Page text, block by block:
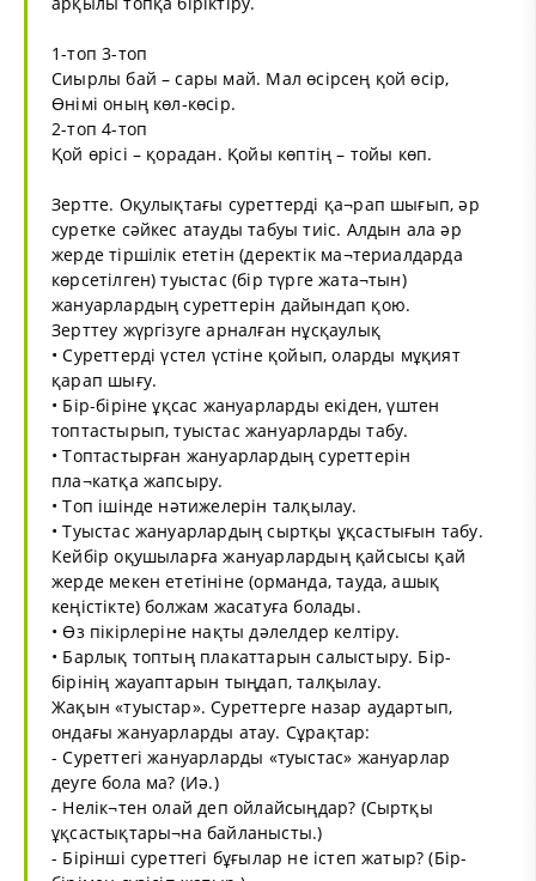
1-топ 3-топ
Сиырлы бай – сары май. Мал өсірсең қой өсір,
Өнімі оның көл-көсір.
2-топ 4-топ
Қой өрісі – қорадан. Қойы көптің – тойы көп.
Зертте. Оқулықтағы суреттерді қа¬рап шығып, әр
суретке сәйкес атауды табуы тиіс. Алдын ала әр
жерде тіршілік ететін (деректік ма¬териалдарда
көрсетілген) туыстас (бір түрге жата¬тын)
жануарлардың суреттерін дайындап қою.
Зерттеу жүргізуге арналған нұсқаулық
• Суреттерді үстел үстіне қойып, оларды мұқият
қарап шығу.
• Бір-біріне ұқсас жануарларды екіден, үштен
топтастырып, туыстас жануарларды табу.
• Топтастырған жануарлардың суреттерін
пла¬катқа жапсыру.
• Топ ішінде нәтижелерін талқылау.
• Туыстас жануарлардың сыртқы ұқсастығын табу.
Кейбір оқушыларға жануарлардың қайсысы қай
жерде мекен ететініне (орманда, тауда, ашық
кеңістікте) болжам жасатуға болады.
• Өз пікірлеріне нақты дәлелдер келтіру.
• Барлық топтың плакаттарын салыстыру. Бір-
бірінің жауаптарын тыңдап, талқылау.
Жақын «туыстар». Суреттерге назар аудартып,
ондағы жануарларды атау. Сұрақтар:
- Суреттегі жануарларды «туыстас» жануарлар
деуге бола ма? (Иә.)
- Нелік¬тен олай деп ойлайсыңдар? (Сыртқы
ұқсастықтары¬на байланысты.)
- Бірінші суреттегі бұғылар не істеп жатыр? (Бір-